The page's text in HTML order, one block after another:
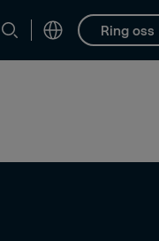
Ring oss
Karriär